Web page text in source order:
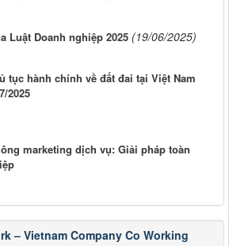
Luật Doanh nghiệp 2025 (19/06/2025)
tục hành chính về đất đai tại Việt Nam
2025
marketing dịch vụ: Giải pháp toàn
– Vietnam Company Co Working